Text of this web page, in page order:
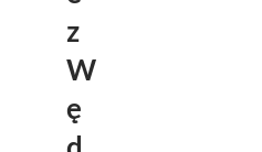
z
W
ę